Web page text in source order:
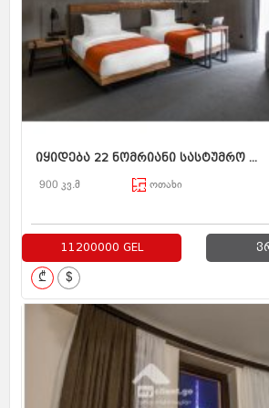
იყიდება 22 ნომრიანი სასტუმრო ...
900 კვ.მ ოთახი
11200000 GEL
₾ $